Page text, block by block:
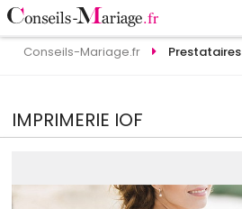
Conseils-Mariage.fr Prestataires
IMPRIMERIE IOF